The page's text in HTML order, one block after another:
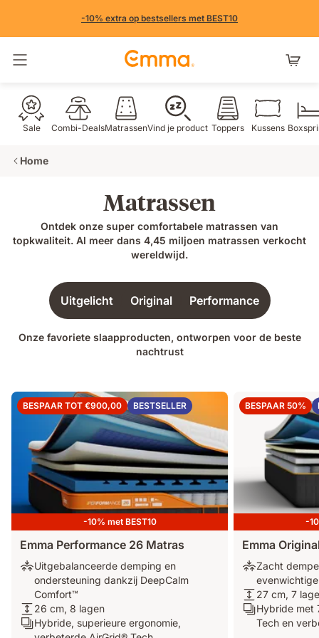
-10% extra op bestsellers met BEST10
Navigatie in- en uitschakelen
Sale Combi-DealsMatrassenVind je product Toppers Kussens
Home
Matrassen
Ontdek onze super comfortabele matrassen van
topkwaliteit. Al meer dans 4,45 miljoen matrassen verkocht
wereldwijd.
Uitgelicht Original Performance
Onze favoriete slaapproducten, ontworpen voor de beste
nachtrust
BESPAAR TOT €900,00 BESTSELLER
-10% met BEST10
Emma Performance 26 Matras
Uitgebalanceerde
demping
ondersteuning
dankzij
Uitgebalanceerde demping en
ondersteuning dankzij DeepCalm
Comfort™
26
cm,
26 cm, 8 lagen
Hybride,
Hybride, superieure ergonomie,
BESPAAR 50%
-
Emma
Zacht
dempend,
omhullend
gevoel
met
Zacht
27
cm,
27 cm, 7
Hybride
met
Hybride met
Tech en